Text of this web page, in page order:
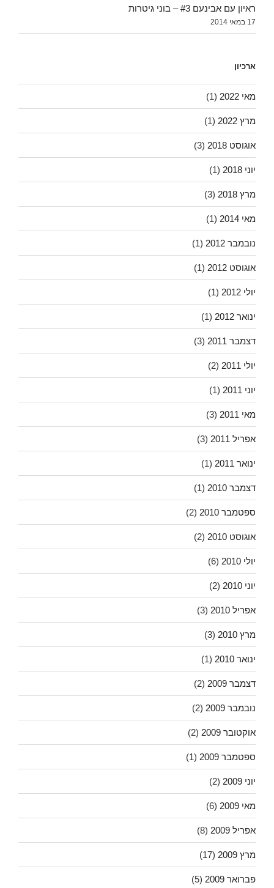
ראיון עם אבינעם #3 – בוני גיטרות
17 במאי 2014
ארכיון
מאי 2022 (1)
מרץ 2022 (1)
אוגוסט 2018 (3)
יוני 2018 (1)
מרץ 2018 (3)
מאי 2014 (1)
נובמבר 2012 (1)
אוגוסט 2012 (1)
יולי 2012 (1)
ינואר 2012 (1)
דצמבר 2011 (3)
יולי 2011 (2)
יוני 2011 (1)
מאי 2011 (3)
אפריל 2011 (3)
ינואר 2011 (1)
דצמבר 2010 (1)
ספטמבר 2010 (2)
אוגוסט 2010 (2)
יולי 2010 (6)
יוני 2010 (2)
אפריל 2010 (3)
מרץ 2010 (3)
ינואר 2010 (1)
דצמבר 2009 (2)
נובמבר 2009 (2)
אוקטובר 2009 (2)
ספטמבר 2009 (1)
יוני 2009 (2)
מאי 2009 (6)
אפריל 2009 (8)
מרץ 2009 (17)
פברואר 2009 (5)